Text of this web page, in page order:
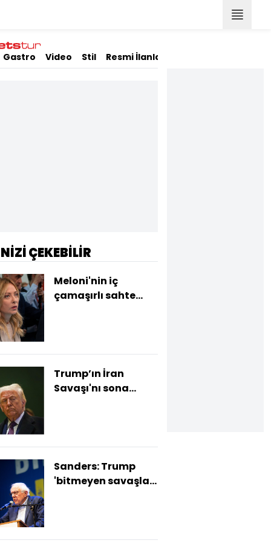
Gastro Video Stil Resmi İlanlar
ÇEKEBİLİR
Meloni'nin iç
çamaşırlı sahte
Trump’ın İran
Savaşı'nı sona
Sanders: Trump
'bitmeyen savaşlar'